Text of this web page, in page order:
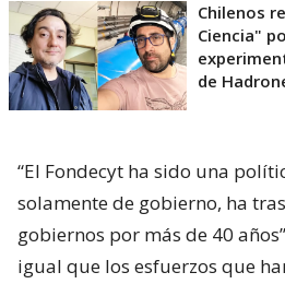
Chilenos
Ciencia"
de
“El Fondecyt ha sido una
solamente de gobierno, ha
gobiernos por más de 40
igual que los esfuerzos que